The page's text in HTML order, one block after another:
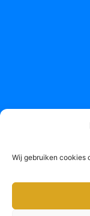
Wij gebruiken cookies
Over ons